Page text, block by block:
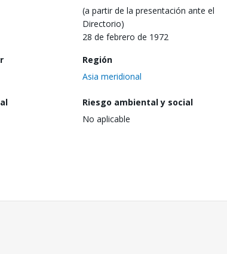
(a partir de la presentación ante el
Directorio)
28 de febrero de 1972
Región
Asia meridional
Riesgo ambiental y social
No aplicable